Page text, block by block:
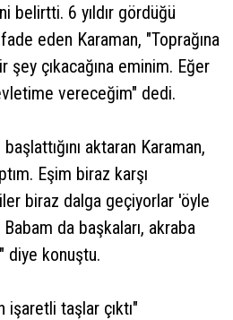
belirtti. 6 yıldır gördüğü
eden Karaman, "Toprağına
şey çıkacağına eminim. Eğer
vereceğim" dedi.
aktaran Karaman,
Eşim biraz karşı
biraz dalga geçiyorlar 'öyle
da başkaları, akraba
diye konuştu.
işaretli taşlar çıktı"